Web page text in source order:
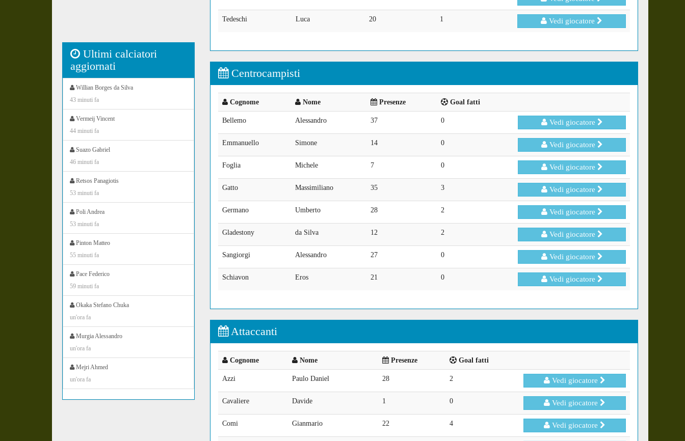
Ultimi calciatori
aggiornati
Willian Borges da Silva
43 minuti fa
Vermeij Vincent
44 minuti fa
Suazo Gabriel
46 minuti fa
Retsos Panagiotis
53 minuti fa
Poli Andrea
53 minuti fa
Pinton Matteo
55 minuti fa
Pace Federico
59 minuti fa
Okaka Stefano Chuka
un'ora fa
Murgia Alessandro
un'ora fa
Mejri Ahmed
un'ora fa
Tedeschi Luca 20 1 Vedi giocatore
Centrocampisti
Cognome Nome Presenze Goal fatti
Bellemo Alessandro 37 0 Vedi giocatore
Emmanuello Simone 14 0 Vedi giocatore
Foglia Michele 7 0 Vedi giocatore
Gatto Massimiliano 35 3 Vedi giocatore
Germano Umberto 28 2 Vedi giocatore
Gladestony da Silva 12 2 Vedi giocatore
Sangiorgi Alessandro 27 0 Vedi giocatore
Schiavon Eros 21 0 Vedi giocatore
Attaccanti
Cognome Nome Presenze Goal fatti
Azzi Paulo Daniel 28 2 Vedi giocatore
Cavaliere Davide 1 0 Vedi giocatore
Comi Gianmario 22 4 Vedi giocatore